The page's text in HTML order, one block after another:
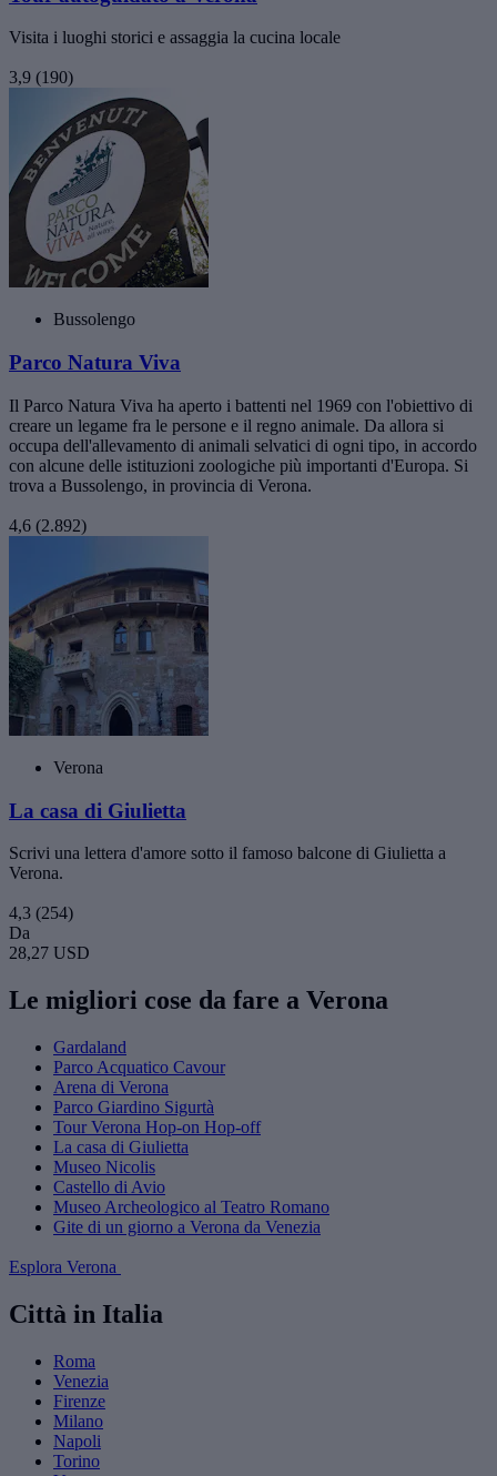
Visita i luoghi storici e assaggia la cucina locale
3,9 (190)
Bussolengo
Parco Natura Viva
Il Parco Natura Viva ha aperto i battenti nel 1969 con l'obiettivo di
creare un legame fra le persone e il regno animale. Da allora si
occupa dell'allevamento di animali selvatici di ogni tipo, in accordo
con alcune delle istituzioni zoologiche più importanti d'Europa. Si
trova a Bussolengo, in provincia di Verona.
4,6 (2.892)
Verona
La casa di Giulietta
Scrivi una lettera d'amore sotto il famoso balcone di Giulietta a
Verona.
4,3 (254)
Da
28,27 USD
Le migliori cose da fare a Verona
Gardaland
Parco Acquatico Cavour
Arena di Verona
Parco Giardino Sigurtà
Tour Verona Hop-on Hop-off
La casa di Giulietta
Museo Nicolis
Castello di Avio
Museo Archeologico al Teatro Romano
Gite di un giorno a Verona da Venezia
Esplora Verona
Città in Italia
Roma
Venezia
Firenze
Milano
Napoli
Torino